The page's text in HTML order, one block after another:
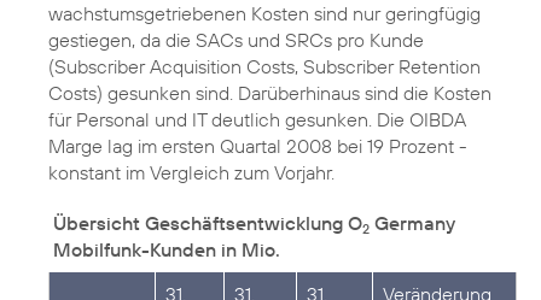
wachstumsgetriebenen Kosten sind nur geringfügig
gestiegen, da die SACs und SRCs pro Kunde
(Subscriber Acquisition Costs, Subscriber Retention
Costs) gesunken sind. Darüberhinaus sind die Kosten
für Personal und IT deutlich gesunken. Die OIBDA
Marge lag im ersten Quartal 2008 bei 19 Prozent -
konstant im Vergleich zum Vorjahr.
Übersicht Geschäftsentwicklung O2 Germany
Mobilfunk-Kunden in Mio.
31.
31.
31.
Veränderung